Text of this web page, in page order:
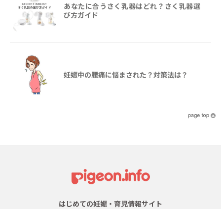
あなたに合うさく乳器はどれ？さく乳器選
び方ガイド
妊娠中の腰痛に悩まされた？対策法は？
はじめての妊娠・育児情報サイト